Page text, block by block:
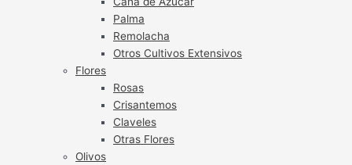
Palma
Remolacha
Otros Cultivos Extensivos
Flores
Rosas
Crisantemos
Claveles
Otras Flores
Olivos